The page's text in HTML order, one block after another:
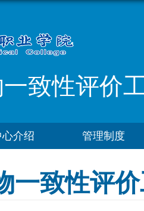
致性评价
心介绍 管理制度
一致性评